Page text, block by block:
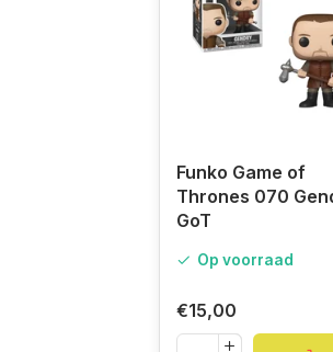
Funko Game of
Thrones 070
GoT
Op voorraad
€15,00